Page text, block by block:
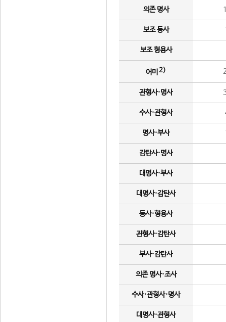
의존 명사
보조 동사
보조 형용사
어미 2)
관형사·명사
수사·관형사
명사·부사
감탄사·명사
대명사·부사
대명사·감탄사
동사·형용사
관형사·감탄사
부사·감탄사
의존 명사·조사
수사·관형사·명사
대명사·관형사